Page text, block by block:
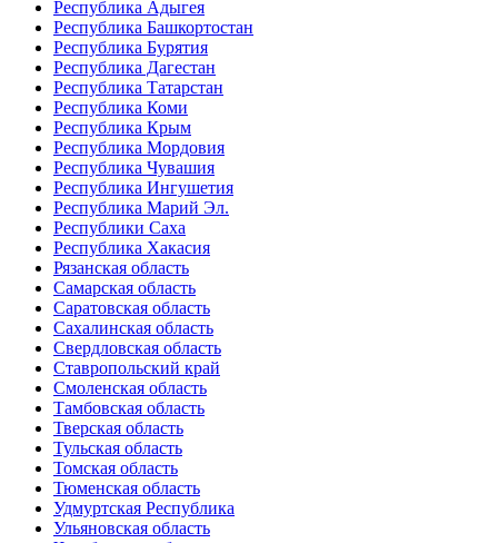
Республика Адыгея
Республика Башкортостан
Республика Бурятия
Республика Дагестан
Республика Татарстан
Республика Коми
Республика Крым
Республика Мордовия
Республика Чувашия
Республика Ингушетия
Республика Марий Эл.
Республики Саха
Республика Хакасия
Рязанская область
Самарская область
Саратовская область
Сахалинская область
Свердловская область
Ставропольский край
Смоленская область
Тамбовская область
Тверская область
Тульская область
Томская область
Тюменская область
Удмуртская Республика
Ульяновская область